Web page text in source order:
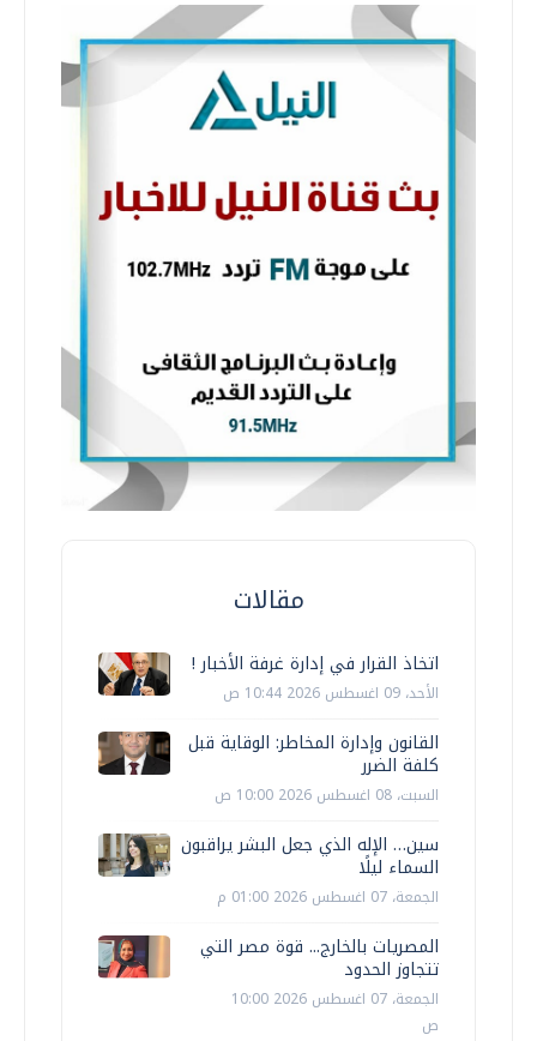
مقالات
اتخاذ القرار في إدارة غرفة الأخبار !
الأحد، 09 اغسطس 2026 10:44 ص
القانون وإدارة المخاطر: الوقاية قبل
كلفة الضرر
السبت، 08 اغسطس 2026 10:00 ص
سين… الإله الذي جعل البشر يراقبون
السماء ليلًا
الجمعة، 07 اغسطس 2026 01:00 م
المصريات بالخارج... قوة مصر التي
تتجاوز الحدود
الجمعة، 07 اغسطس 2026 10:00
ص